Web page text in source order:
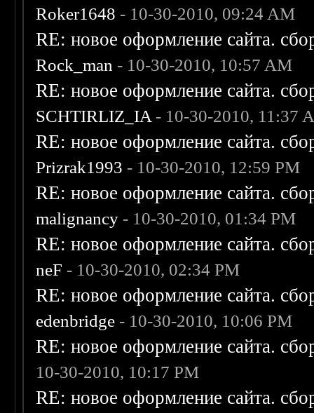
Roker1648 - 10-30-2010, 09:24 AM
RE: новое оформление сайта.
Rock_man - 10-30-2010, 10:57 AM
RE: новое оформление сайта.
SCHTIRLIZ_IA - 10-30-2010, 11:37
RE: новое оформление сайта.
Prizrak1993 - 10-30-2010, 12:59 PM
RE: новое оформление сайта.
malignancy - 10-30-2010, 01:34 PM
RE: новое оформление сайта.
neF - 10-30-2010, 02:34 PM
RE: новое оформление сайта.
edenbridge - 10-30-2010, 10:06 PM
RE: новое оформление сайта.
10-30-2010, 10:17 PM
RE: новое оформление сайта.